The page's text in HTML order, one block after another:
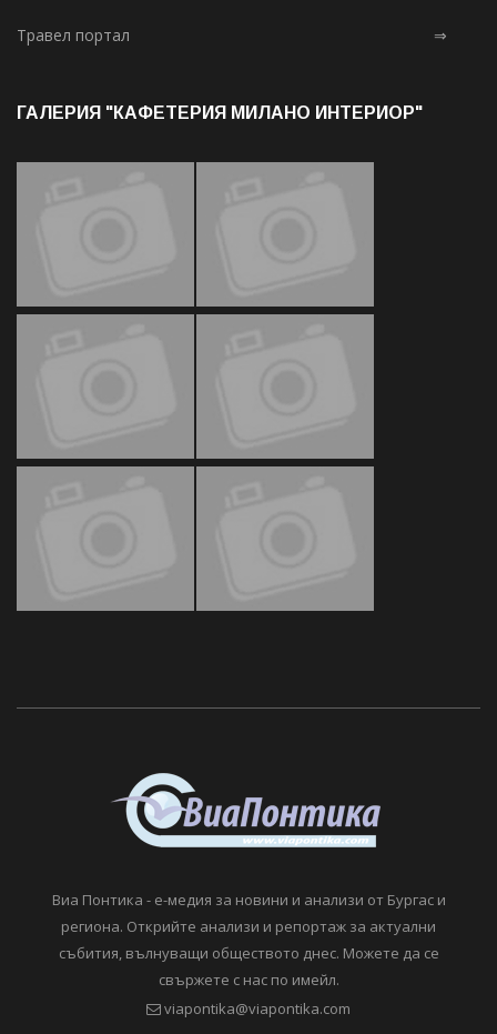
Травел портал ⇒
ГАЛЕРИЯ "КАФЕТЕРИЯ МИЛАНО ИНТЕРИОР"
Виа Понтика - е-медия за новини и анализи от Бургас и
региона. Открийте анализи и репортаж за актуални
събития, вълнуващи обществото днес. Можете да се
свържете с нас по имейл.
viapontika@viapontika.com